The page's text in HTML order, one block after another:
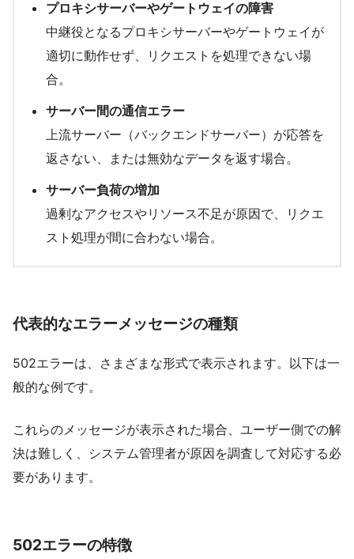
プロキシサーバーやゲートウェイの障害
中継役となるプロキシサーバーやゲートウェイが
適切に動作せず、リクエストを処理できない場
合。
サーバー間の通信エラー
上流サーバー（バックエンドサーバー）が応答を
返さない、または無効なデータを返す場合。
サーバー負荷の増加
過剰なアクセスやリソース不足が原因で、リクエ
スト処理が間に合わない場合。
代表的なエラーメッセージの種類
502エラーは、さまざまな形式で表示されます。以下は一
般的な例です。
これらのメッセージが表示された場合、ユーザー側での解
決は難しく、システム管理者が原因を調査して対応する必
要があります。
502エラーの特徴